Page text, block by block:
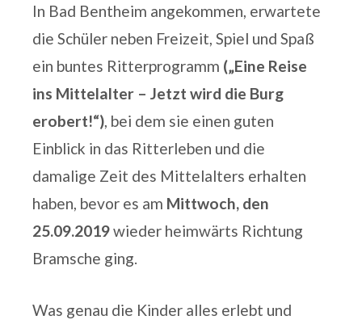
In Bad Bentheim angekommen, erwartete
die Schüler neben Freizeit, Spiel und Spaß
ein buntes Ritterprogramm („Eine Reise
ins Mittelalter – Jetzt wird die Burg
erobert!“) , bei dem sie einen guten
Einblick in das Ritterleben und die
damalige Zeit des Mittelalters erhalten
haben, bevor es am Mittwoch, den
25.09.2019wieder heimwärts Richtung
Bramsche ging.
Was genau die Kinder alles erlebt und